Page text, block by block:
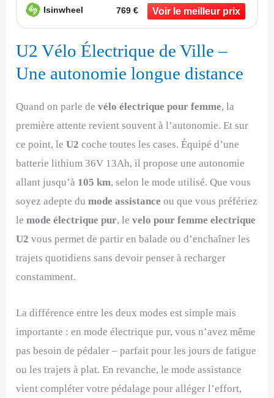
Isinwheel 769 €
U2 Vélo Électrique de Ville –
Une autonomie longue distance
Quand on parle devélo électrique pour femme, la
première attente revient souvent à l’autonomie. Et sur
ce point, leU2 coche toutes les cases. Équipé d’une
batterie lithium 36V 13Ah, il propose une autonomie
allant jusqu’à 105 km, selon le mode utilisé. Que vous
soyez adepte dumode assistance ou que vous préfériez
lemode électrique pur, levelo pour femme electrique
U2vous permet de partir en balade ou d’enchaîner les
trajets quotidiens sans devoir penser à recharger
constamment.
La différence entre les deux modes est simple mais
importante : en mode électrique pur, vous n’avez même
pas besoin de pédaler – parfait pour les jours de fatigue
ou les trajets à plat. En revanche, le mode assistance
vient compléter votre pédalage pour alléger l’effort,